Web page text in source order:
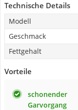
Technische Details
Modell
Geschmack
Fettgehalt
Vorteile
schonender
Garvorgang